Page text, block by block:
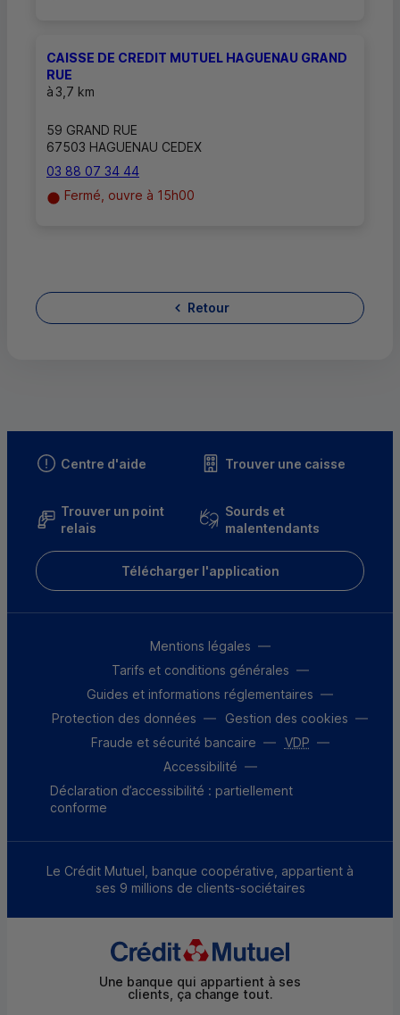
CAISSE DE CREDIT MUTUEL HAGUENAU GRAND
RUE
à3,7 km
59 GRAND RUE
67503 HAGUENAU CEDEX
03 88 07 34 44
Fermé, ouvre à 15h00
Retour
Centre d'aide Trouver une caisse
Trouver un point
relais
Sourds et
malentendants
Télécharger l'application
Mentions légales
Tarifs et conditions générales
Guides et informations réglementaires
Protection des données
Gestion des cookies
Fraude et sécurité bancaire
VDP
Accessibilité
Déclaration d’accessibilité : partiellement
conforme
Le Crédit Mutuel, banque coopérative, appartient à
ses 9 millions de clients-sociétaires
Une banque qui appartient à ses
clients, ça change tout.